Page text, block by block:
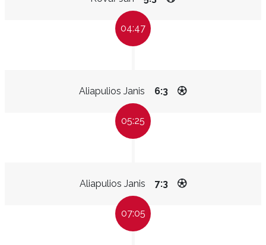
04:47
Aliapulios Janis 6:3
05:25
Aliapulios Janis 7:3
07:05